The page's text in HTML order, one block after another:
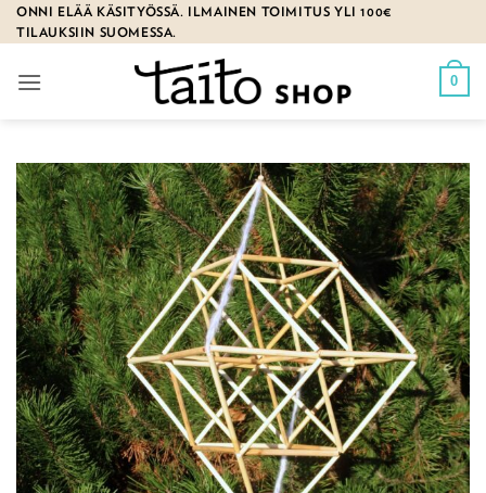
Skip
to
ONNI ELÄÄ KÄSITYÖSSÄ. ILMAINEN TOIMITUS YLI 100€
TILAUKSIIN SUOMESSA.
0